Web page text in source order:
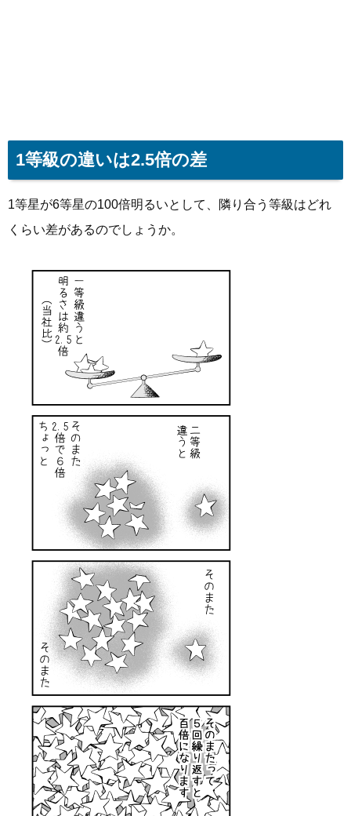
1等級の違いは2.5倍の差
1等星が6等星の100倍明るいとして、隣り合う等級はどれ
くらい差があるのでしょうか。